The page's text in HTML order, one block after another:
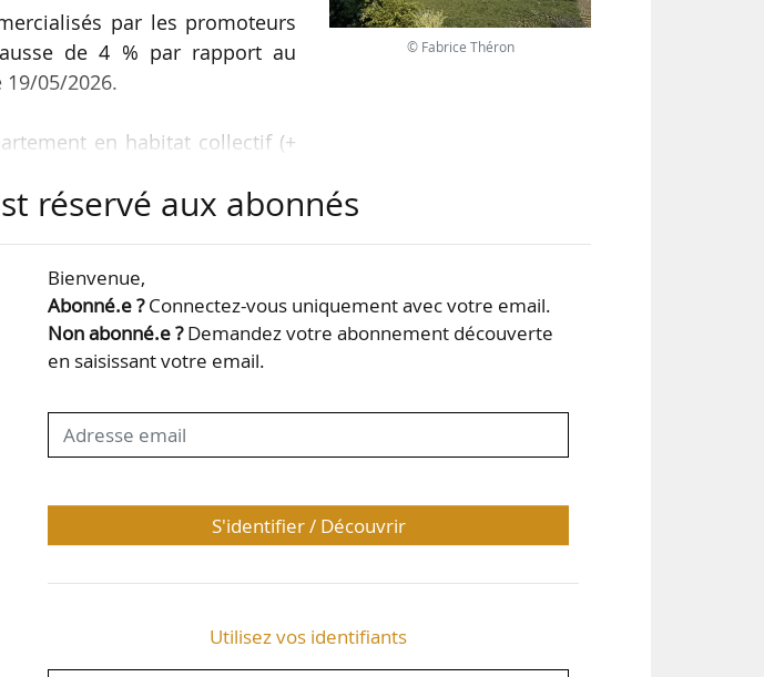
par les promoteurs
de 4 % par rapport au
05/2026.
en habitat collectif (+
(-11,5 %) que les maisons
© Fabrice Théron
réservé aux abonnés
Bienvenue,
Abonné.e ?Connectez-vous uniquement avec votre email.
Non abonné.e ?Demandez votre abonnement découverte
en saisissant votre email.
S'identifier / Découvrir
Utilisez vos identifiants